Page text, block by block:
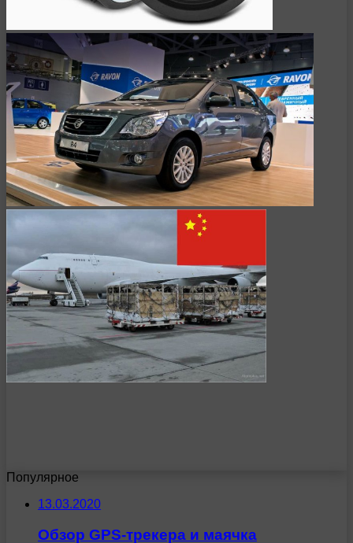
Популярное
13.03.2020
Обзор GPS-трекера и маячка